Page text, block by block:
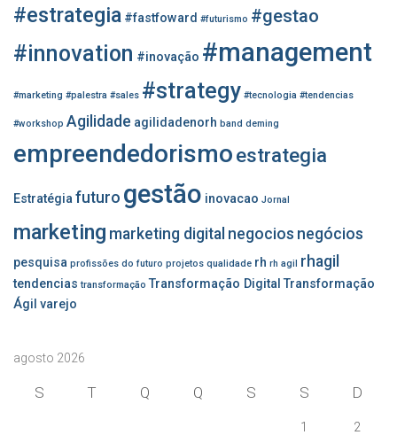
r
o
#estrategia #fastfoward #futurismo #gestao
#innovation #inovação #management
#marketing #palestra #sales #strategy #tecnologia #tendencias
#workshop Agilidade agilidadenorh band deming
empreendedorismoestrategia
Estratégiafuturo gestão inovacao Jornal
marketing marketing digital negocios negócios
pesquisa profissões do futuro projetos qualidade rh rh agil rhagil
tendencias transformação Transformação Digital Transformação
Ágil varejo
agosto 2026
S T Q Q S S D
1 2